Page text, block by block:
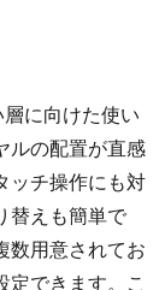
に向けた使い
ルの配置が直感
ッチ操作にも対
替えも簡単で
数用意されてお
定できます。こ